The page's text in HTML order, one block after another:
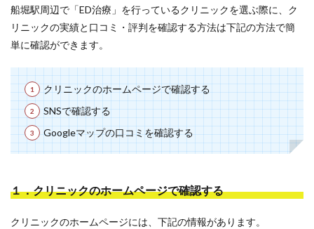
船堀駅周辺で「ED治療」を行っているクリニックを選ぶ際に、ク
リニックの実績と口コミ・評判を確認する方法は下記の方法で簡
単に確認ができます。
クリニックのホームページで確認する
SNSで確認する
Googleマップの口コミを確認する
１．クリニックのホームページで確認する
クリニックのホームページには、下記の情報があります。